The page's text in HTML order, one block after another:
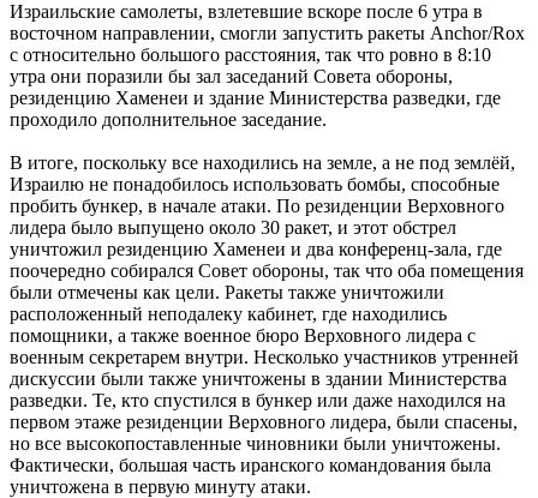
Израильские самолеты, взлетевшие вскоре после 6 утра в
восточном направлении, смогли запустить ракеты Anchor/Rox
с относительно большого расстояния, так что ровно в 8:10
утра они поразили бы зал заседаний Совета обороны,
резиденцию Хаменеи и здание Министерства разведки, где
проходило дополнительное заседание.
В итоге, поскольку все находились на земле, а не под землёй,
Израилю не понадобилось использовать бомбы, способные
пробить бункер, в начале атаки. По резиденции Верховного
лидера было выпущено около 30 ракет, и этот обстрел
уничтожил резиденцию Хаменеи и два конференц-зала, где
поочередно собирался Совет обороны, так что оба помещения
были отмечены как цели. Ракеты также уничтожили
расположенный неподалеку кабинет, где находились
помощники, а также военное бюро Верховного лидера с
военным секретарем внутри. Несколько участников утренней
дискуссии были также уничтожены в здании Министерства
разведки. Те, кто спустился в бункер или даже находился на
первом этаже резиденции Верховного лидера, были спасены,
но все высокопоставленные чиновники были уничтожены.
Фактически, большая часть иранского командования была
уничтожена в первую минуту атаки.